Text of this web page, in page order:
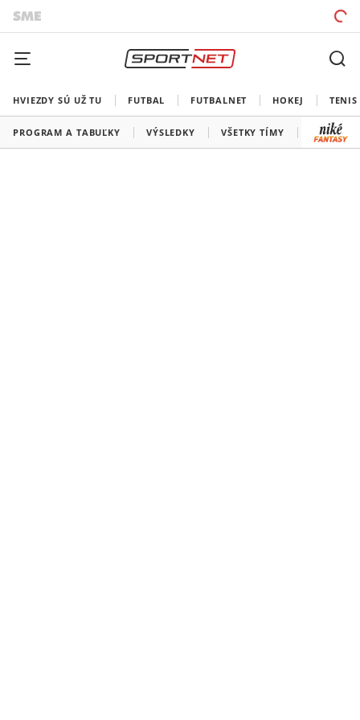
HVIEZDY SÚ UŽ TU FUTBAL FUTBALNET HOKEJ TENIS
PROGRAM A TABUĽKY VÝSLEDKY VŠETKY TÍMY